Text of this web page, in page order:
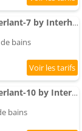
Maison de vacances Wiringherlant-7 by Interhome
bains
Maison de vacances Wiringherlant-10 by Interhome
bains